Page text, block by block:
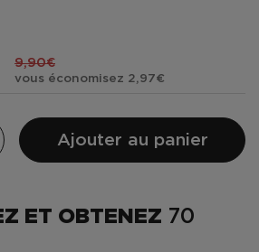
9,90€
vous économisez 2,97€
Ajouter au panier
ET OBTENEZ 70